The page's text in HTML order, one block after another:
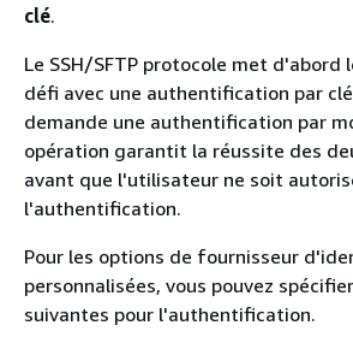
clé.
Le SSH/SFTP protocole met d'abord
défi avec une authentification par
demande une authentification par
opération garantit la réussite des
avant que l'utilisateur ne soit
l'authentification.
Pour les options de fournisseur
personnalisées, vous pouvez
suivantes pour l'authentification.